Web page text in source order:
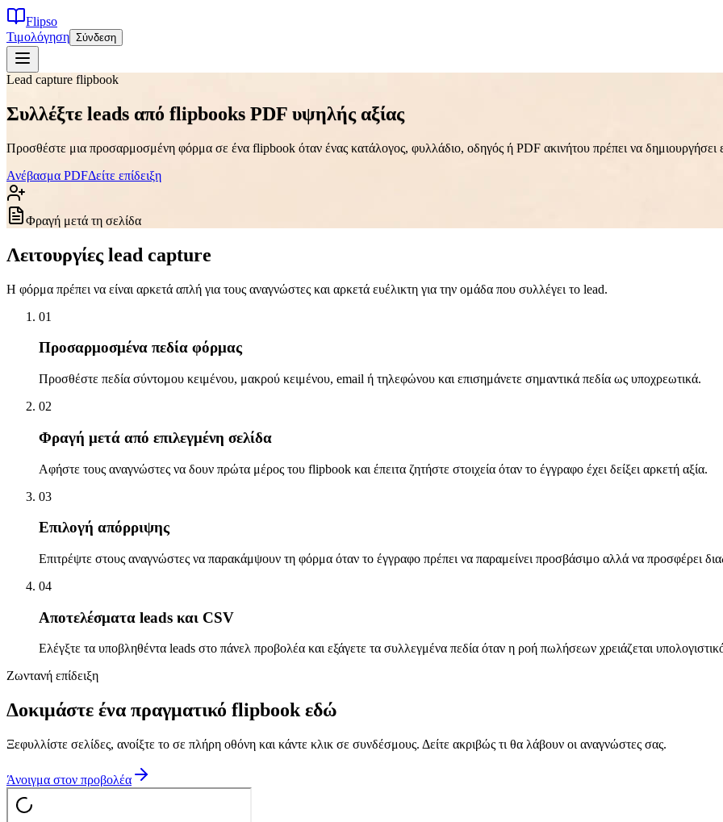
Flipso
Τιμολόγηση Σύνδεση
Lead capture flipbook
Συλλέξτε leads από flipbooks PDF υψηλής αξίας
Προσθέστε μια προσαρμοσμένη φόρμα σε ένα flipbook όταν ένας κατάλογος, φυλλάδιο, οδηγός ή PDF ακινήτου πρέπει να δημιουργήσει
Ανέβασμα PDFΔείτε επίδειξη
Φραγή μετά τη σελίδα
Λειτουργίες lead capture
Η φόρμα πρέπει να είναι αρκετά απλή για τους αναγνώστες και αρκετά ευέλικτη για την ομάδα που συλλέγει το lead.
01
Προσαρμοσμένα πεδία φόρμας
Προσθέστε πεδία σύντομου κειμένου, μακρού κειμένου, email ή τηλεφώνου και επισημάνετε σημαντικά πεδία ως υποχρεωτικά.
02
Φραγή μετά από επιλεγμένη σελίδα
Αφήστε τους αναγνώστες να δουν πρώτα μέρος του flipbook και έπειτα ζητήστε στοιχεία όταν το έγγραφο έχει δείξει αρκετή αξία.
03
Επιλογή απόρριψης
Επιτρέψτε στους αναγνώστες να παρακάμψουν τη φόρμα όταν το έγγραφο πρέπει να παραμείνει προσβάσιμο αλλά να προσφέρει
04
Αποτελέσματα leads και CSV
Ελέγξτε τα υποβληθέντα leads στο πάνελ προβολέα και εξάγετε τα συλλεγμένα πεδία όταν η ροή πωλήσεων χρειάζεται
Ζωντανή επίδειξη
Δοκιμάστε ένα πραγματικό flipbook εδώ
Ξεφυλλίστε σελίδες, ανοίξτε το σε πλήρη οθόνη και κάντε κλικ σε συνδέσμους. Δείτε ακριβώς τι θα λάβουν οι αναγνώστες σας.
Άνοιγμα στον προβολέα